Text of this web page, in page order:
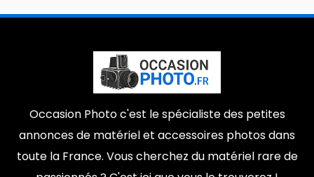
Occasion Photo c'est le spécialiste des petites
annonces de matériel et accessoires photos dans
toute la France. Vous cherchez du matériel rare de